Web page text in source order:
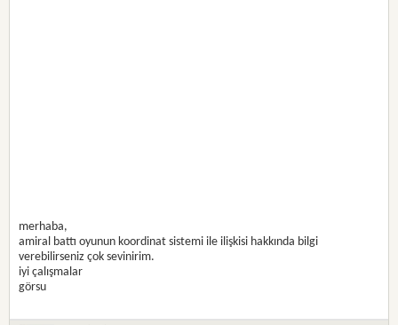
merhaba,
amiral battı oyunun koordinat sistemi ile ilişkisi hakkında bilgi
verebilirseniz çok sevinirim.
iyi çalışmalar
görsu